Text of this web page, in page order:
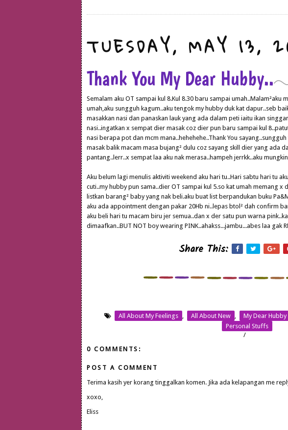
TUESDAY, MAY 13,
Thank You My Dear Hubby..
Semalam aku OT sampai kul 8.Kul 8.30 baru sampai umah..Malam²aku
umah,aku sungguh kagum..aku tengok my hubby duk kat dapur..seb
masakkan nasi dan panaskan lauk yang ada dalam peti iaitu ikan
nasi..ingatkan x sempat dier masak coz dier pun baru sampai kul
nasi berapa pot dan mcm mana..hehehehe..Thank You
masak balik macam masa bujang² dulu coz sayang skill dier yang ada
pantang..lerr..x sempat laa aku nak merasa..hampeh jerrkk..aku
Aku belum lagi menulis aktiviti weekend aku hari tu..Hari sabtu hari tu
cuti..my hubby pun sama..dier OT sampai kul 5.so kat umah memang x
listkan barang² baby yang nak beli.aku buat list berpandukan buku
aku ada appointment dengan pakar 20Hb ni..lepas btol² dah confirm
aku beli hari tu macam biru jer semua..dan x der satu pun warna
dimaafkan..BUT NOT boy wearing PINK..ahakss...jambu...abes laa gak
Share This:
All About My Feelings , All About New , My Dear Hubby
Personal Stuffs
/
0 COMMENTS:
POST A COMMENT
Terima kasih yer korang tinggalkan komen. Jika ada kelapangan me
xoxo,
Eliss